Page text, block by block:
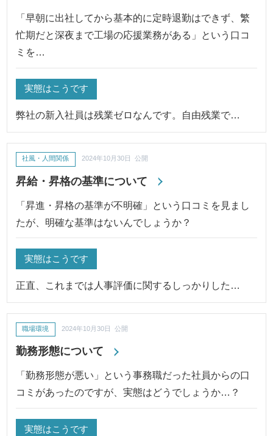
「早朝に出社してから基本的に定時退勤はできず、繁
忙期だと深夜まで工場の応援業務がある」という口コ
ミを…
実態はこうです
弊社の新入社員は残業ゼロなんです。自由残業で…
昇給・昇格の基準について
社風・人間関係 2024年10月30日 公開
「昇進・昇格の基準が不明確」という口コミを見まし
たが、明確な基準はないんでしょうか？
実態はこうです
正直、これまでは人事評価に関するしっかりした…
勤務形態について
職場環境 2024年10月30日 公開
「勤務形態が悪い」という事務職だった社員からの口
コミがあったのですが、実態はどうでしょうか…？
実態はこうです